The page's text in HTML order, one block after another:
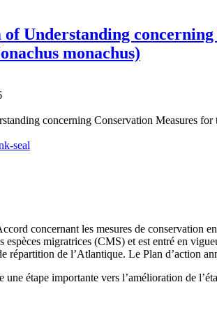
Understanding
monachus)
concerning Conservation Measures
seal
concernant les mesures de conservation
espèces migratrices (CMS) et est entré en
répartition de l’Atlantique. Le Plan d’action
une étape importante vers l’amélioration de